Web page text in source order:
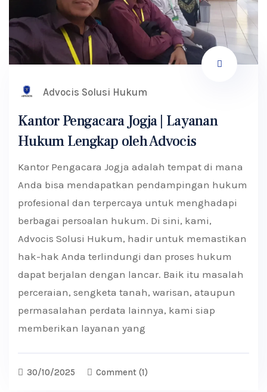
Advocis Solusi Hukum
Kantor Pengacara Jogja | Layanan
Hukum Lengkap oleh Advocis
Kantor Pengacara Jogja adalah tempat di mana
Anda bisa mendapatkan pendampingan hukum
profesional dan terpercaya untuk menghadapi
berbagai persoalan hukum. Di sini, kami,
Advocis Solusi Hukum, hadir untuk memastikan
hak-hak Anda terlindungi dan proses hukum
dapat berjalan dengan lancar. Baik itu masalah
perceraian, sengketa tanah, warisan, ataupun
permasalahan perdata lainnya, kami siap
memberikan layanan yang
30/10/2025 Comment (1)